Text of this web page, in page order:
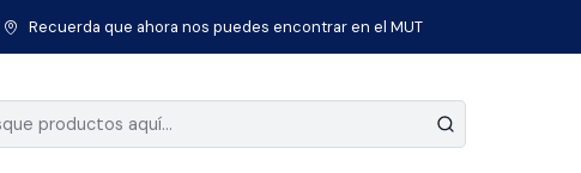
Recuerda que ahora nos puedes encontrar en el MUT
Percusión Baterías Parches Parche 12¨ UV2 CTD Evans
|
Parche 12¨